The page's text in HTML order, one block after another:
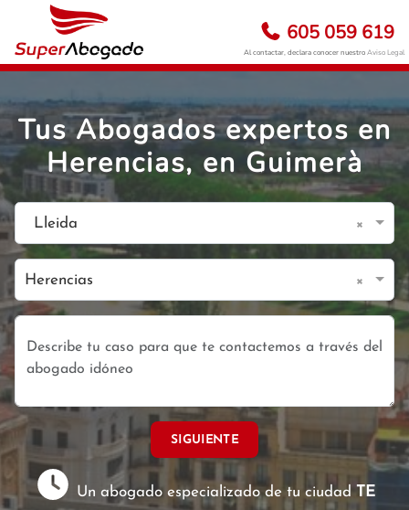
605 059 619
Al contactar, declara conocer nuestroAviso Legal
Tus Abogados expertos en
Herencias, en Guimerà
Lleida ×
Herencias ×
SIGUIENTE
Un abogado especializado de tu ciudad TE